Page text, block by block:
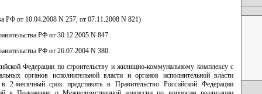
РФ от 10.04.2008 N 257, от 07.11.2008 N 821)
РФ от 30.12.2005 N 847.
РФ от 26.07.2004 N 380.
Федерации по строительству и жилищно-коммунальному комплексу с
органов исполнительной власти и органов исполнительной власти
2-месячный срок представить в Правительство Российской Федерации